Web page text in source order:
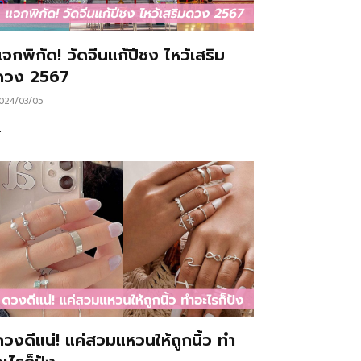
กพิกัด! วัดจีนแก้ปีชง ไหว้เสริม
ง 2567
03/05
งดีแน่! แค่สวมแหวนให้ถูกนิ้ว ทำ